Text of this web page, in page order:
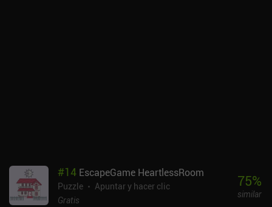
#14 EscapeGame HeartlessRoom
Puzzle
Apuntar y hacer clic
Gratis
75%
similar